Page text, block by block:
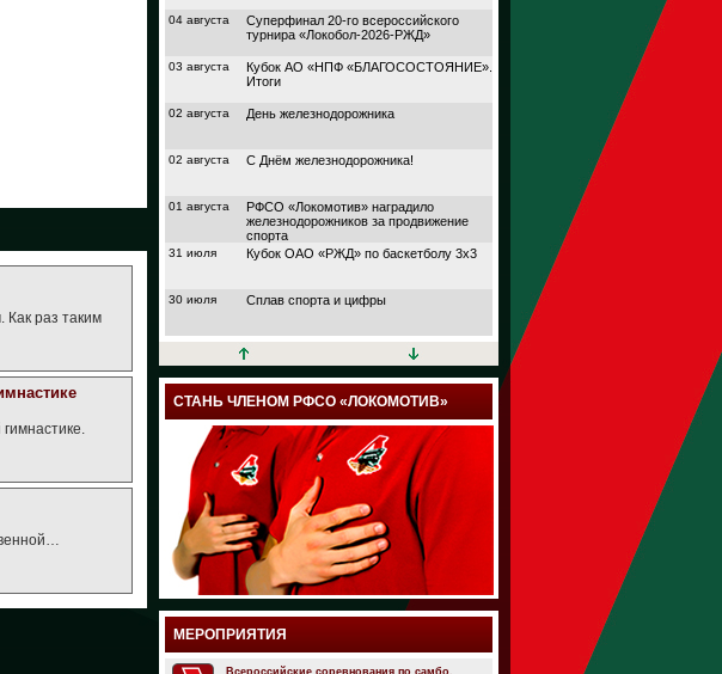
Как раз таким
04 августа
Суперфинал 20-го всероссийского
турнира «Локобол-2026-РЖД»
03 августа
Кубок АО «НПФ «БЛАГОСОСТОЯНИЕ».
Итоги
02 августа День железнодорожника
02 августа С Днём железнодорожника!
01 августа
РФСО «Локомотив» наградило
железнодорожников за продвижение
спорта
31 июля Кубок ОАО «РЖД» по баскетболу 3х3
30 июля Сплав спорта и цифры
27 июля
Кубок АО «НПФ
Дорога в большой спорт
23 июля Поймали волну удачи
18 июля Папа, мама и я выходим на старт
17 июля Йога, плавание или теннис?
12 июля
Подведены итоги шестого сезона
проекта «Трансформация» от РФСО
«Локомотив»
Семейный спортивный фестиваль
здорового образа жизни «ЛокоЛето»
прошёл в Москве
СТАНЬ ЧЛЕНОМ РФСО «ЛОКОМОТИВ»
МЕРОПРИЯТИЯ
Всероссийские соревнования по самбо.